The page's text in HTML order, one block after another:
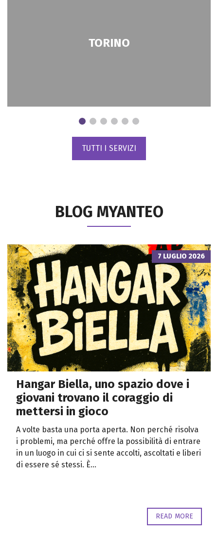
TORINO
TUTTI I SERVIZI
BLOG MYANTEO
7 LUGLIO 2026
Hangar Biella, uno spazio dove i
giovani trovano il coraggio di
mettersi in gioco
A volte basta una porta aperta. Non perché risolva
i problemi, ma perché offre la possibilità di entrare
in un luogo in cui ci si sente accolti, ascoltati e liberi
di essere sé stessi. È...
READ MORE